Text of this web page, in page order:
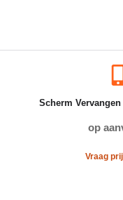
Scherm
op
Vraag